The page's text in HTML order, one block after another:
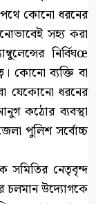
পথে কোনো ধরনের
সহ্য করা
নির্বিঘœ
কোনো ব্যক্তি বা
যেকোনো ধরনের
কঠোর ব্যবস্থা
পুলিশ সর্বোচ্চ
সমিতির নেতৃবৃন্দ
চলমান উদ্যোগকে